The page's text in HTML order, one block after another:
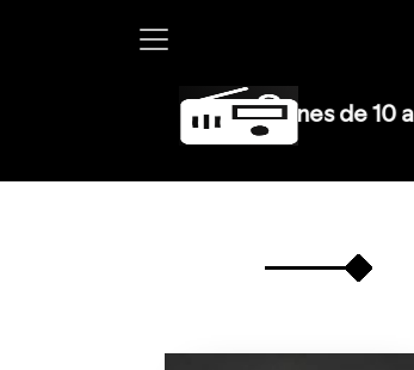
en W, lunes a viernes de 10 a 13